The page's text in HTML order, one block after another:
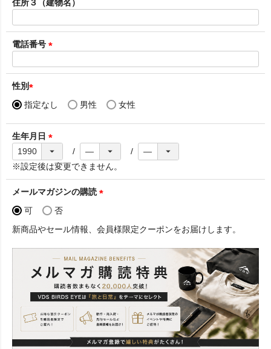
住所３（建物名）
電話番号
必
性別
(
須
)
指定なし 男性 女性
生年月日
(
必
須
)
※設定後は変更できません。
メールマガジンの購読
須
可
否
新商品やセール情報、会員様限定クーポンをお届けします。